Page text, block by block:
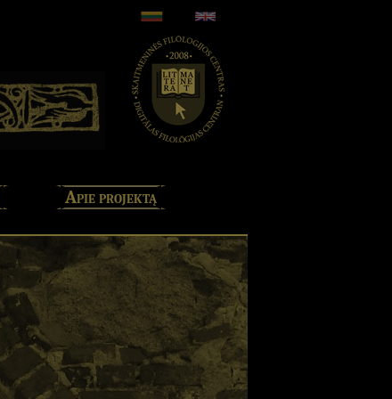
Apie projektą